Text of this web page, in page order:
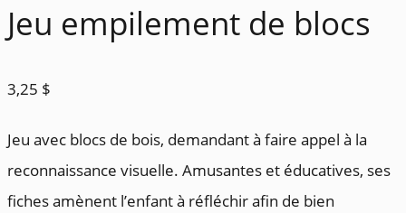
Jeu empilement de blocs
3,25 $
Jeu avec blocs de bois, demandant à faire appel à la
reconnaissance visuelle. Amusantes et éducatives, ses
fiches amènent l’enfant à réfléchir afin de bien